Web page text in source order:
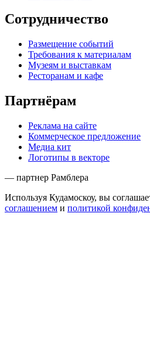
Сотрудничество
Размещение событий
Требования к материалам
Музеям и выставкам
Ресторанам и кафе
Партнёрам
Реклама на сайте
Коммерческое предложение
Медиа кит
Логотипы в векторе
— партнер Рамблера
Используя Кудамоскоу, вы
соглашением и политикой